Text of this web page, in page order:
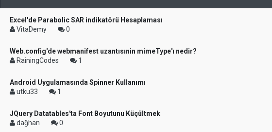
Excel'de Parabolic SAR indikatörü Hesaplaması
VitaDemy
0
Web.config'de webmanifest uzantısınin mimeType'ı nedir?
RainingCodes
1
Android Uygulamasında Spinner Kullanımı
utku33
1
JQuery Datatables'ta Font Boyutunu Küçültmek
dağhan
0